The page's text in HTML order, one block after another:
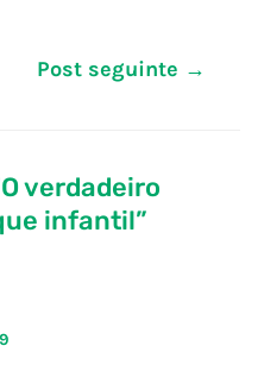
Post seguinte →
verdadeiro
infantil”